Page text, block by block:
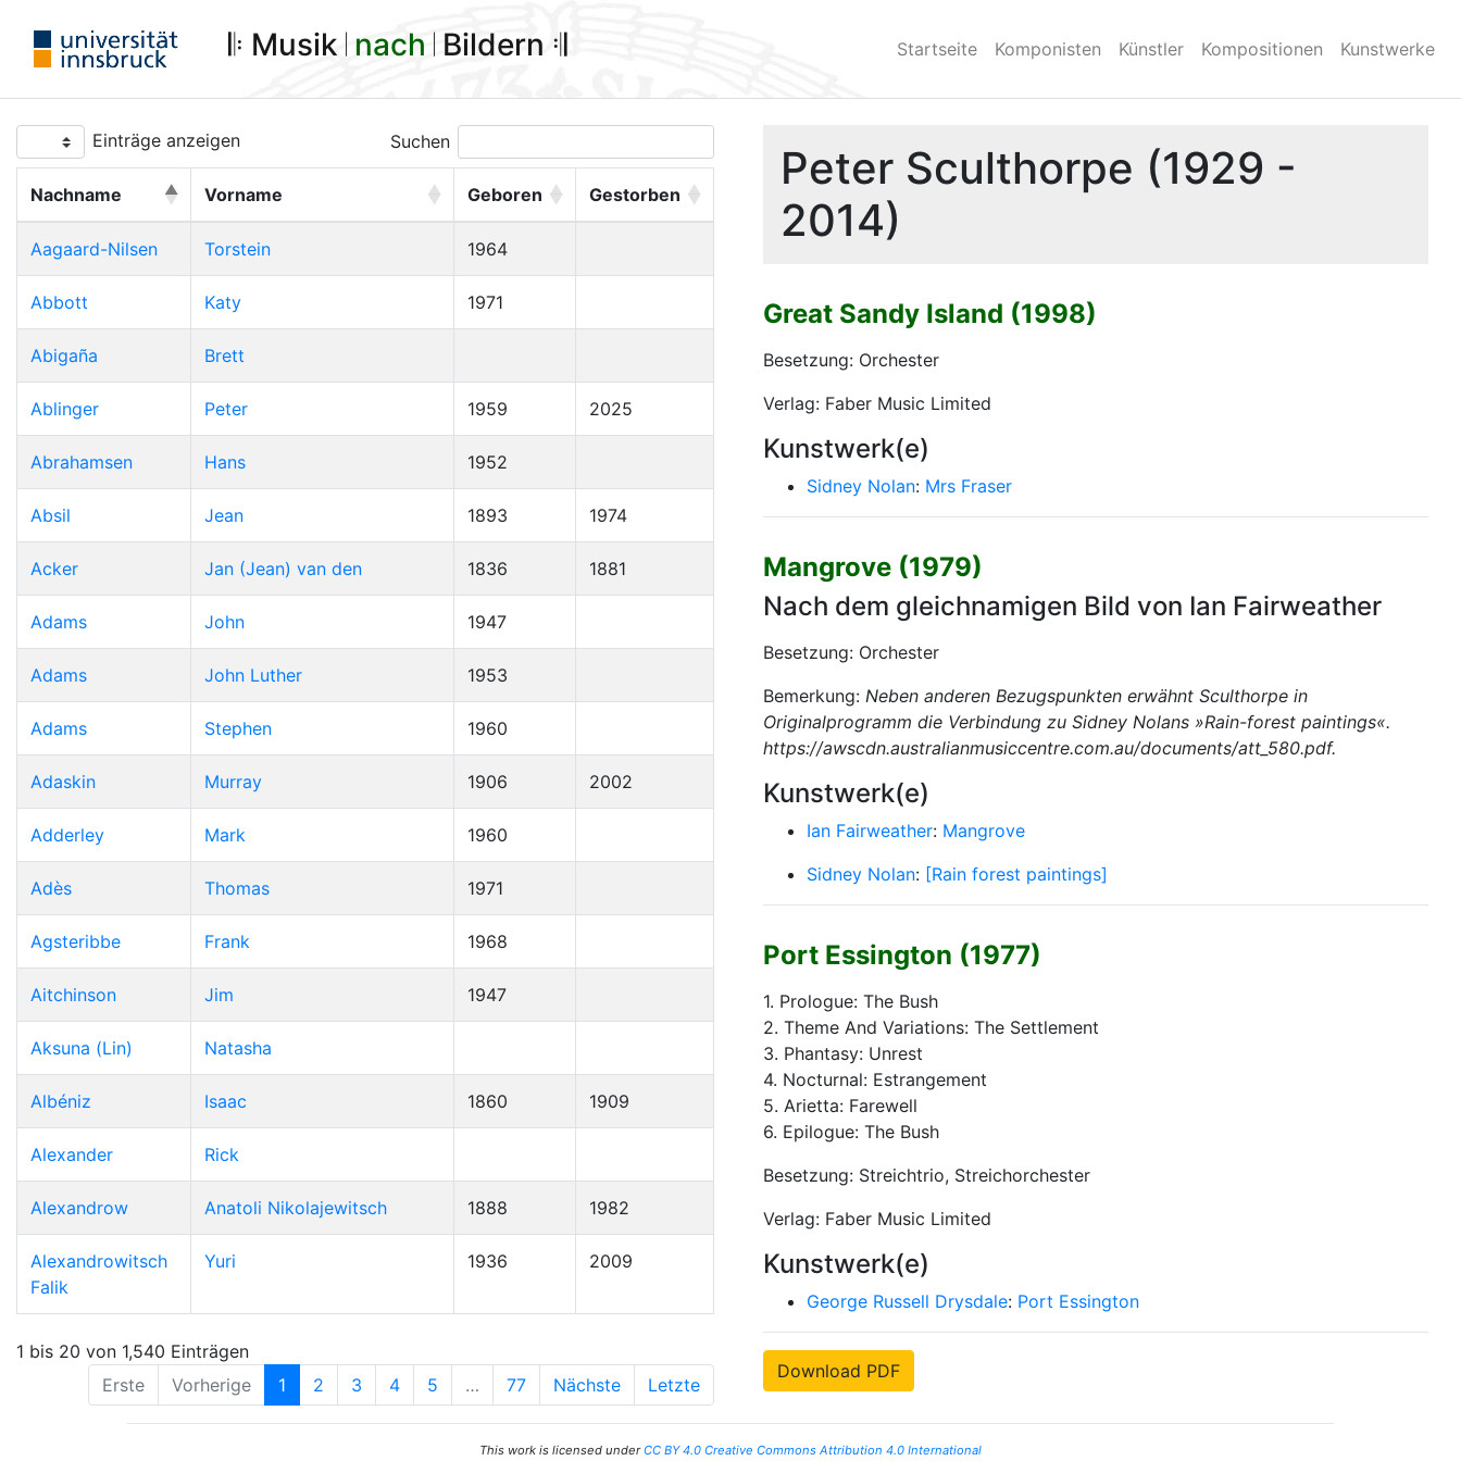
𝄆 Musik 𝄀 nach 𝄀 Bildern 𝄇 Startseite Komponisten Künstler Kompositionen Kunstwerke
Einträge anzeigen Suchen
Nachname Vorname Geboren Gestorben
Aagaard-Nilsen Torstein 1964
Abbott Katy 1971
Abigaña Brett
Ablinger Peter 1959 2025
Abrahamsen Hans 1952
Absil Jean 1893 1974
Acker Jan (Jean) van den 1836 1881
Adams John 1947
Adams John Luther 1953
Adams Stephen 1960
Adaskin Murray 1906 2002
Adderley Mark 1960
Adès Thomas 1971
Agsteribbe Frank 1968
Aitchinson Jim 1947
Aksuna (Lin) Natasha
Albéniz Isaac 1860 1909
Alexander Rick
Alexandrow Anatoli Nikolajewitsch 1888 1982
Alexandrowitsch
Falik
Yuri 1936 2009
1 bis 20 von 1,540 Einträgen
Erste
Vorherige 1 2 3 4 5 … 77 Nächste Letzte
Peter Sculthorpe (1929 -
2014)
Great Sandy Island (1998)
Besetzung: Orchester
Verlag: Faber Music Limited
Kunstwerk(e)
Sidney Nolan: Mrs Fraser
Mangrove (1979)
Nach dem gleichnamigen Bild von Ian Fairweather
Besetzung: Orchester
Bemerkung: Neben anderen Bezugspunkten erwähnt Sculthorpe in
Originalprogramm die Verbindung zu Sidney Nolans »Rain-forest paintings«.
https://awscdn.australianmusiccentre.com.au/documents/att_580.pdf.
Kunstwerk(e)
Ian Fairweather: Mangrove
Sidney Nolan: [Rain forest paintings]
Port Essington (1977)
1. Prologue: The Bush
2. Theme And Variations: The Settlement
3. Phantasy: Unrest
4. Nocturnal: Estrangement
5. Arietta: Farewell
6. Epilogue: The Bush
Besetzung: Streichtrio, Streichorchester
Verlag: Faber Music Limited
Kunstwerk(e)
George Russell Drysdale: Port Essington
Download PDF
This work is licensed underCC BY 4.0 Creative Commons Attribution 4.0 International